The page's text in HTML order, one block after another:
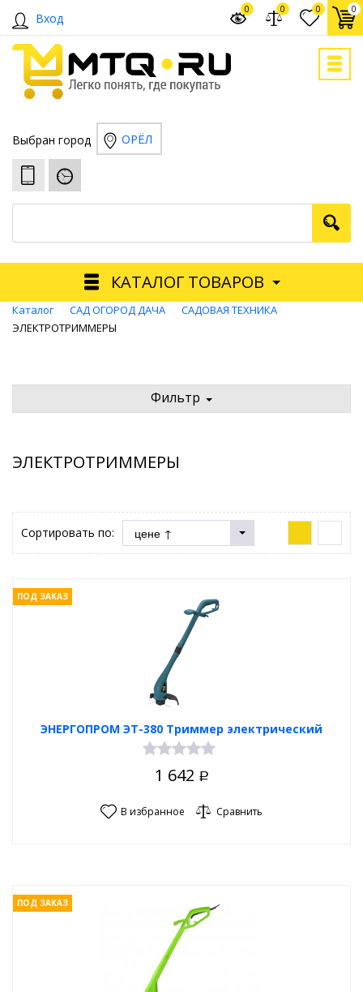
Вход
0 0
0 0
Выбран город ОРЁЛ
КАТАЛОГ ТОВАРОВ
Каталог САД ОГОРОД ДАЧА
САДОВАЯ ТЕХНИКА
ЭЛЕКТРОТРИММЕРЫ
Фильтр
ЭЛЕКТРОТРИММЕРЫ
Сортировать по:
ЭНЕРГОПРОМ ЭТ-380 Триммер электрический
ПОД ЗАКАЗ
1 642 Р
В избранное Сравнить
ПОД ЗАКАЗ